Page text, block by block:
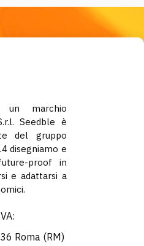
un marchio
Seedble è
del gruppo
disegniamo e
proof in
e adattarsi a
Roma (RM)